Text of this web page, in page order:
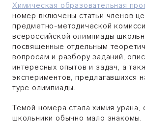
Химическая образовательная
номер включены статьи членов
предметно-методической
всероссийской олимпиады
посвященные отдельным
вопросам и разбору заданий,
интересных опытов и задач, а
экспериментов, предлагавшихся
туре олимпиады.
Темой номера стала химия урана,
школьники обычно мало знакомы.